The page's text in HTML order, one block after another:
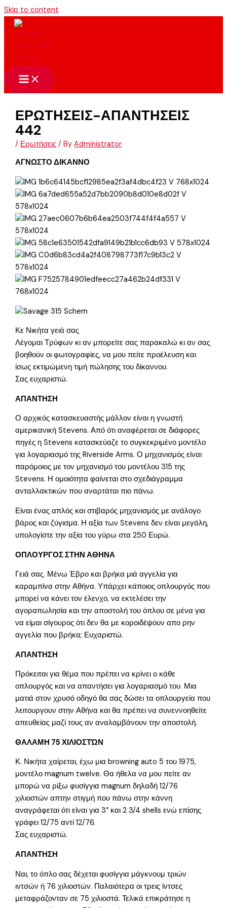
Skip to content
ΕΡΩΤΗΣΕΙΣ-ΑΠΑΝΤΗΣΕΙΣ
442
/ Ερωτήσεις / ByAdministrator
ΑΓΝΩΣΤΟ ΔΙΚΑΝΝΟ
Κε Νικήτα γειά σας
Λέγομαι Τρύφων κι αν μπορείτε σας παρακαλώ κι αν σας
βοηθούν οι φωτογραφίες, να μου πείτε προέλευση και
ίσως εκτιμώμενη τιμή πώλησης του δίκαννου.
Σας ευχαριστώ.
ΑΠΑΝΤΗΣΗ
Ο αρχικός κατασκευαστής μάλλον είναι η γνωστή
αμερικανική Stevens. Από ότι αναφέρεται σε διάφορες
πηγές η Stevens κατασκεύαζε το συγκεκριμένο μοντέλο
για λογαριασμό της Riverside Arms. Ο μηχανισμός είναι
παρόμοιος με τον μηχανισμό του μοντέλου 315 της
Stevens. Η ομοιότητα φαίνεται στο σχεδιάγραμμα
ανταλλακτικών που αναρτάται πιο πάνω.
Είναι ένας απλός και στιβαρός μηχανισμός με ανάλογο
βάρος και ζύγισμα. Η αξία των Stevens δεν είναι μεγάλη,
υπολογίστε την αξία του γύρω στα 250 Ευρώ.
ΟΠΛΟΥΡΓΟΣ ΣΤΗΝ ΑΘΗΝΑ
Γειά σας. Μένω Έβρο και βρήκα μιά αγγελία για
καραμπίνα στην Αθήνα. Υπάρχει κάποιος οπλουργός που
μπορεί να κάνει τον έλενχο, να εκτελέσει την
αγοραπωλησία και την αποστολή του όπλου σε μένα για
να είμαι σίγουρος ότι δεν θα με κοροιδέψουν απο ρην
αγγελία που βρήκα; Ευχαριστώ.
ΑΠΑΝΤΗΣΗ
Πρόκειται για θέμα που πρέπει να κρίνει ο κάθε
οπλουργός και να απαντήσει για λογαριασμό του. Μια
ματιά στον χρυσό οδηγό θα σας δώσει τα οπλουργεία που
λειτουργουν στην Αθήνα και θα πρέπει να συνεννοηθείτε
απευθείας μαζί τους αν αναλαμβάνουν την αποστολή.
ΘΑΛΑΜΗ 75 ΧΙΛΙΟΣΤΏΝ
Κ. Νικήτα χαίρεται, έχω μια browning auto 5 του 1975,
μοντέλο magnum twelve. Θα ήθελα να μου πείτε αν
μπορώ να ρίξω φυσίγγια magnum δηλαδή 12/76
χιλιοστών απτην στιγμή που πάνω στην κάννη
αναγράφεται ότι είναι για 3” και 2 3/4 shells ενώ επίσης
γράφει 12/75 αντί 12/76.
Σας ευχαριστώ.
ΑΠΑΝΤΗΣΗ
Ναι, το όπλο σας δέχεται φυσίγγια μάγκνουμ τριών
ιντσών ή 76 χιλιοστών. Παλαιότερα οι τρεις ίντσες
μεταφράζονταν σε 75 χιλιοστά. Τελικά επικράτησε η